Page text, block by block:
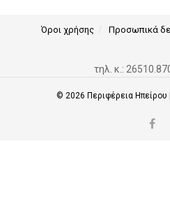
Όροι χρήσης Προσωπικά
τηλ. κ.:
© 2026 Περιφέρεια Ηπείρου